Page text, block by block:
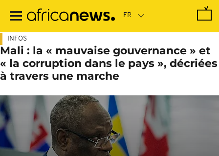
contenu
INFOS
Mali : la « mauvaise gouvernance » et
« la corruption dans le pays », décriées
à travers une marche